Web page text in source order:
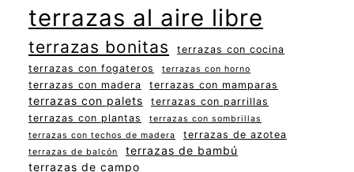
terrazas al aire libre
terrazas bonitas
terrazas con cocina
terrazas con fogateros
terrazas con horno
terrazas con madera terrazas con mamparas
terrazas con palets
terrazas con parrillas
terrazas con plantas
terrazas con sombrillas
terrazas con techos de madera
terrazas de azotea
terrazas de balcón
terrazas de bambú
terrazas de campo